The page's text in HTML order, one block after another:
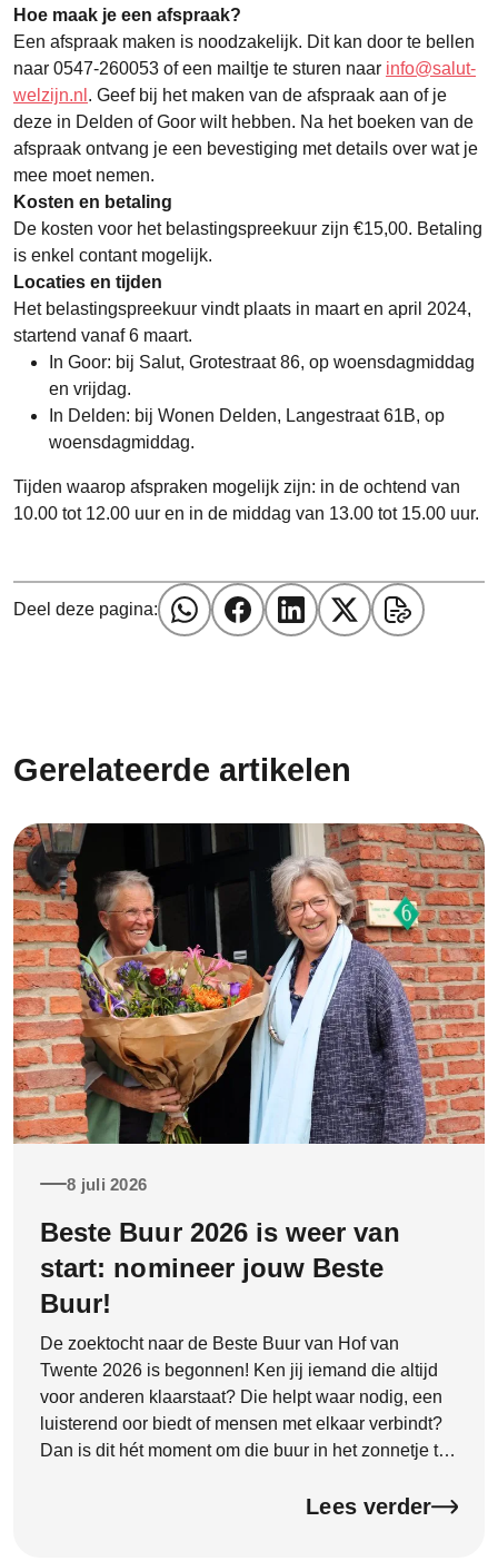
Hoe maak je een afspraak?
Een afspraak maken is noodzakelijk. Dit kan door te bellen
naar 0547-260053 of een mailtje te sturen naar info@salut-
welzijn.nl . Geef bij het maken van de afspraak aan of je
deze in Delden of Goor wilt hebben. Na het boeken van de
afspraak ontvang je een bevestiging met details over wat je
mee moet nemen.
Kosten en betaling
De kosten voor het belastingspreekuur zijn €15,00. Betaling
is enkel contant mogelijk.
Locaties en tijden
Het belastingspreekuur vindt plaats in maart en april 2024,
startend vanaf 6 maart.
In Goor: bij Salut, Grotestraat 86, op woensdagmiddag
en vrijdag.
In Delden: bij Wonen Delden, Langestraat 61B, op
woensdagmiddag.
Tijden waarop afspraken mogelijk zijn: in de ochtend van
10.00 tot 12.00 uur en in de middag van 13.00 tot 15.00 uur.
Deel deze pagina:
Gerelateerde artikelen
8 juli 2026
Beste Buur 2026 is weer van
start: nomineer jouw Beste
Buur!
De zoektocht naar de Beste Buur van Hof van
Twente 2026 is begonnen! Ken jij iemand die altijd
voor anderen klaarstaat? Die helpt waar nodig, een
luisterend oor biedt of mensen met elkaar verbindt?
Dan is dit hét moment om die buur in het zonnetje te
Lees verder